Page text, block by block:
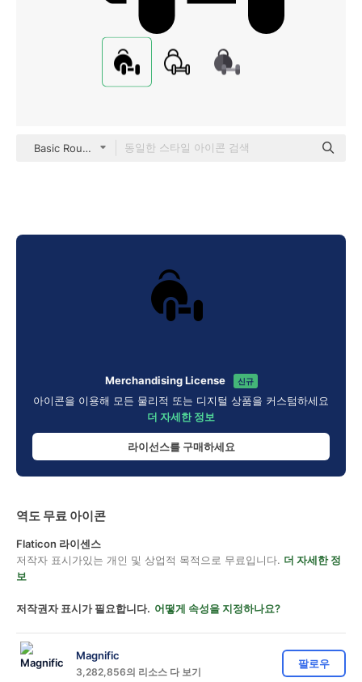
Basic Rounded Filled
Merchandising License 신규
아이콘을 이용해 모든 물리적 또는 디지털 상품을 커스텀하세요
더 자세한 정보
라이선스를 구매하세요
역도 무료 아이콘
Flaticon 라이센스
저작자 표시가있는 개인 및 상업적 목적으로 무료입니다. 더 자세한 정
보
저작권자 표시가 필요합니다. 어떻게 속성을 지정하나요?
Magnific
3,282,856의 리소스 다 보기
팔로우